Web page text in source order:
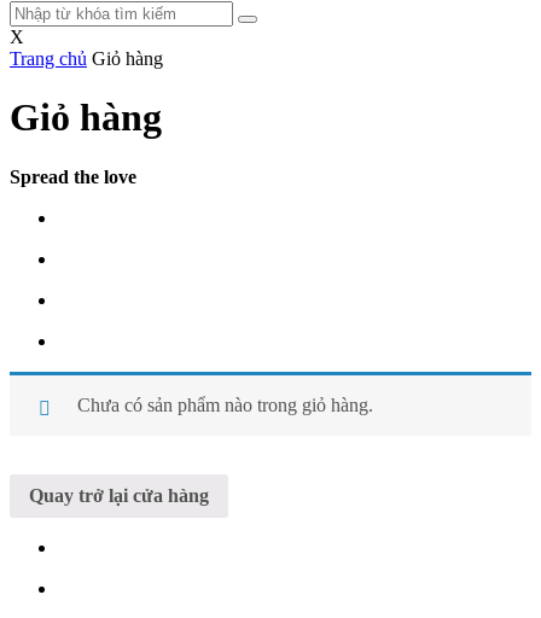
Tìm
kiếm:
X
Trang chủ Giỏ hàng
Giỏ hàng
Spread the love
Chưa có sản phẩm nào trong giỏ hàng.
Quay trở lại cửa hàng